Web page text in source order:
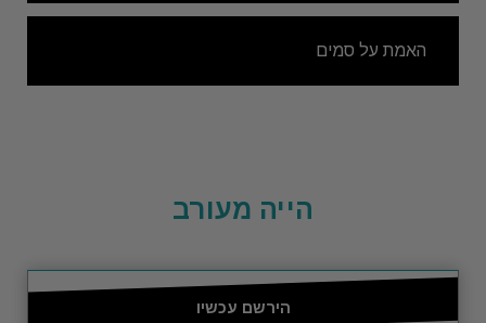
האמת על סמים
הייה מעורב
הירשם עכשיו